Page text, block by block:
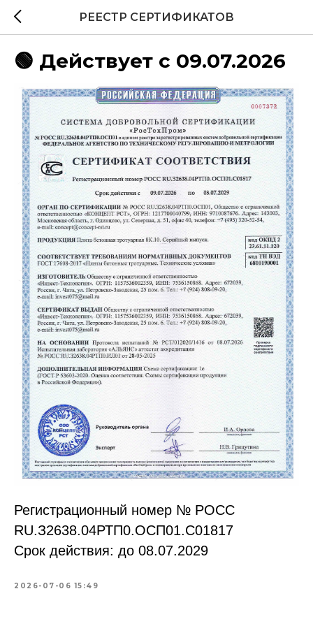
РЕЕСТР СЕРТИФИКАТОВ
🟢 Действует с 09.07.2026
Регистрационный номер № РОСС
RU.З2638.04РТП0.OCП01.С01817
Срок действия: до 08.07.2029
2026-07-06 15:49